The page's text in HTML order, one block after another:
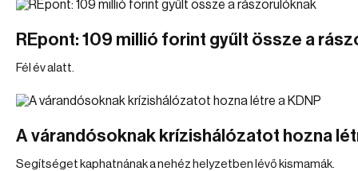
REpont: 109 millió forint gyűlt össze a
Fél év alatt.
A várandósoknak krízishálózatot hozna
Segítséget kaphatnának a nehéz helyzetben lévő kismamák.